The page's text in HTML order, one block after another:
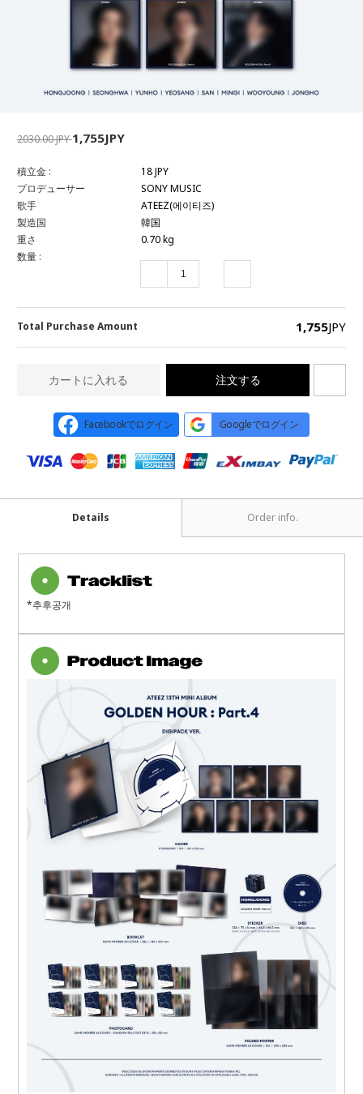
2030.00 JPY1,755JPY
積立金 :
18 JPY
プロデューサー
SONY MUSIC
歌手
ATEEZ(에이티즈)
製造国
韓国
重さ
0.70 kg
数量 :
Total Purchase Amount 1,755JPY
カートに入れる 注文する
Facebookでログイン Googleでログイン
Details Order info.
*추후공개